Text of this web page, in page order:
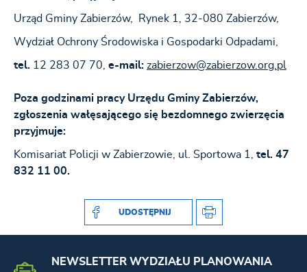
Urząd Gminy Zabierzów, Rynek 1, 32-080 Zabierzów,
Wydział Ochrony Środowiska i Gospodarki Odpadami,
tel. 12 283 07 70, e-mail: zabierzow@zabierzow.org.pl
Poza godzinami pracy Urzędu Gminy Zabierzów,
zgłoszenia wałęsającego się bezdomnego zwierzęcia
przyjmuje:
Komisariat Policji w Zabierzowie, ul. Sportowa 1, tel. 47
832 11 00.
UDOSTĘPNIJ
NEWSLETTER WYDZIAŁU PLANOWANIA